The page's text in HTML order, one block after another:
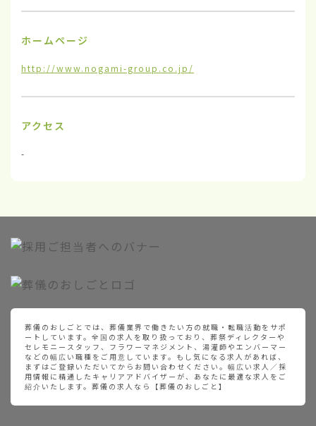
ホームページ
http://www.nogami-group.co.jp/
アクセス
-
葬儀のおしごとでは、葬儀業界で働きたい方の就職・転職活動をサポ
ートしています。全国の求人を取り扱っており、葬祭ディレクターや
セレモニースタッフ、フラワーマネジメント、湯灌師やエンバーマー
などの幅広い職種をご用意しています。もし気になる求人があれば、
まずはご登録いただいてからお問い合わせください。幅広い求人／採
用情報に精通したキャリアアドバイザーが、あなたに最適な求人をご
紹介いたします。葬儀の求人なら【葬儀のおしごと】